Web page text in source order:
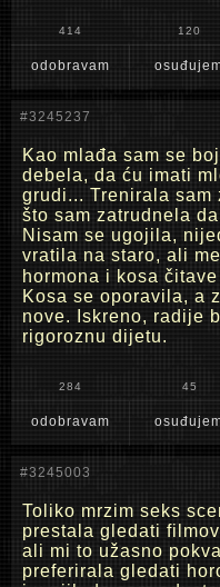
414 120
odobravam
#3245237
Kao mlađa sam se
debela, da ću imati
grudi... Trenirala sam
što sam zatrudnela
Nisam se ugojila,
vratila na staro, ali
hormona i kosa
Kosa se oporavila, a
nove. Iskreno, radije
rigoroznu dijetu.
284 45
odobravam
#3245003
Toliko mrzim seks
prestala gledati
ali mi to užasno
preferirala gledati